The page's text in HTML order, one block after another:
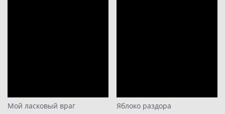
Мой ласковый враг Яблоко раздора